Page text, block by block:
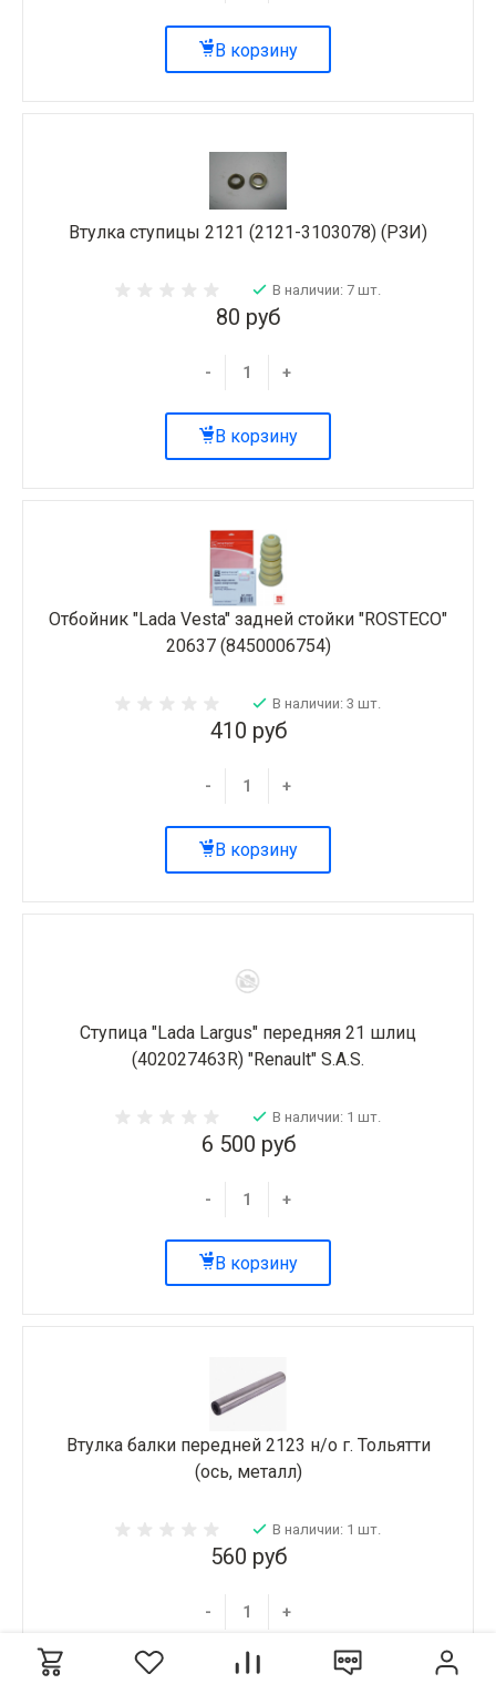
В корзину
Втулка ступицы 2121 (2121-3103078) (РЗИ)
В наличии: 7 шт.
80 руб
- +
В корзину
Отбойник "Lada Vesta" задней стойки "ROSTECO"
20637 (8450006754)
В наличии: 3 шт.
410 руб
- +
В корзину
Ступица "Lada Largus" передняя 21 шлиц
(402027463R) "Renault" S.A.S.
В наличии: 1 шт.
6 500 руб
- +
В корзину
Втулка балки передней 2123 н/о г. Тольятти
(ось, металл)
В наличии: 1 шт.
560 руб
- +
В корзину